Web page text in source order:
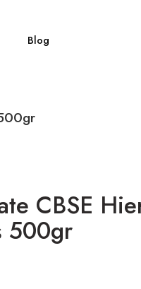
Blog
CBSE
500gr